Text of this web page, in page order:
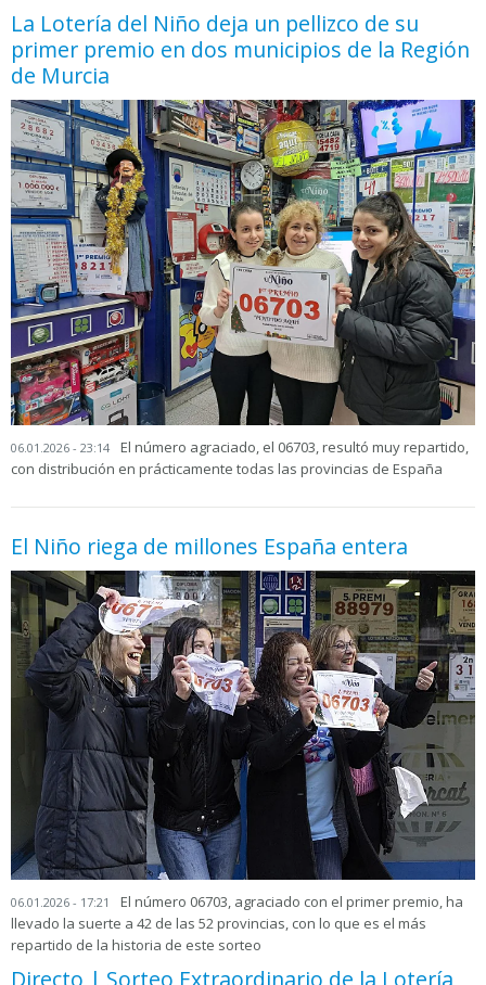
La Lotería del Niño deja un pellizco de su
primer premio en dos municipios de la Región
de Murcia
06.01.2026 - 23:14
El número agraciado, el 06703, resultó muy repartido,
con distribución en prácticamente todas las provincias de España
El Niño riega de millones España entera
06.01.2026 - 17:21
El número 06703, agraciado con el primer premio, ha
llevado la suerte a 42 de las 52 provincias, con lo que es el más
repartido de la historia de este sorteo
Directo | Sorteo Extraordinario de la Lotería